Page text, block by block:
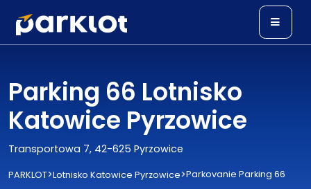
Parking 66 Lotnisko
Katowice Pyrzowice
Transportowa 7, 42-625 Pyrzowice
PARKLOT>Lotnisko Katowice Pyrzowice>Parkovanie Parking 66